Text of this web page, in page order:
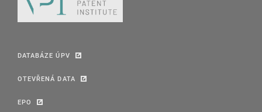
DATABÁZE ÚPV
OTEVŘENÁ DATA
EPO